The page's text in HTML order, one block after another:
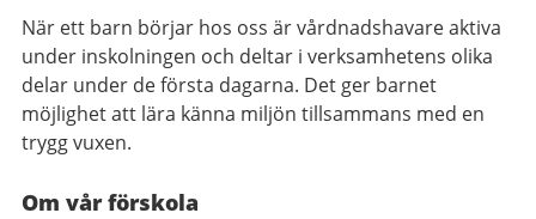
När ett barn börjar hos oss är vårdnadshavare aktiva
under inskolningen och deltar i verksamhetens olika
delar under de första dagarna. Det ger barnet
möjlighet att lära känna miljön tillsammans med en
trygg vuxen.
Om vår förskola